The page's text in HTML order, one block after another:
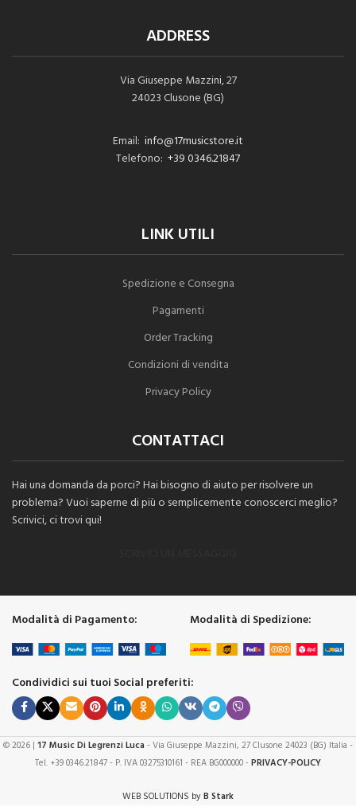
ADDRESS
Via Giuseppe Mazzini, 27
24023 Clusone (BG)
Email: info@17musicstore.it
Telefono: +39 0346.21847
LINK UTILI
Spedizione e Consegna
Pagamenti
Order Tracking
Condizioni di vendita
Privacy Policy
CONTATTACI
Hai una domanda da porci? Hai bisogno di aiuto per risolvere un
problema? Vuoi saperne di più o semplicemente conoscerci meglio?
Scrivici, ci trovi qui!
Modalità di Pagamento: Modalità di Spedizione:
Condividici sui tuoi Social preferiti:
© 2026 | 17 Music Di Legrenzi Luca - Via Giuseppe Mazzini, 27 Clusone 24023 (BG) Italia -
Tel. +39 0346.21847 - P. IVA 03275310161 - REA BG000000 -PRIVACY-POLICY
WEB SOLUTIONS byB Stark